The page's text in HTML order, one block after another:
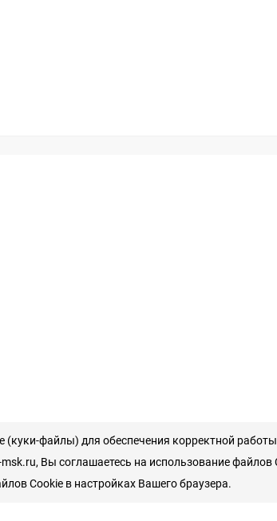
(куки-файлы) для обеспечения корректной
Вы соглашаетесь на использование файлов
Cookie в настройках Вашего браузера.